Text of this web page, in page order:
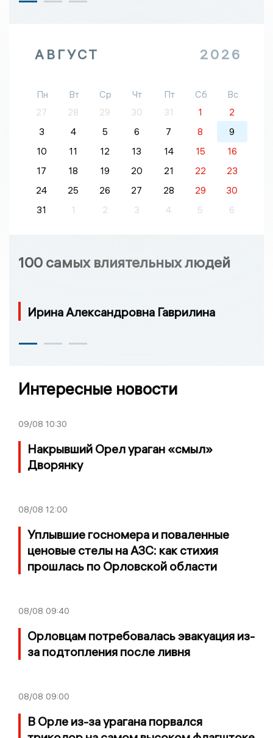
АВГУСТ 2026
Пн Вт Ср Чт Пт Сб
Вс
27
28 29 30 31 1
2
3
4 5 6 7 8
9
10
11 12 13 14 15
16
17
18 19 20 21 22
23
24
25 26 27 28 29
30
31
1 2 3 4 5 6
100 самых влиятельных людей
Ирина Александровна Гаврилина
Интересные новости
09/08 10:30
Накрывший Орел ураган «смыл»
Дворянку
08/08 12:00
Уплывшие госномера и поваленные
ценовые стелы на АЗС: как стихия
прошлась по Орловской области
08/08 09:40
Орловцам потребовалась эвакуация из-
за подтопления после ливня
08/08 09:00
В Орле из-за урагана порвался